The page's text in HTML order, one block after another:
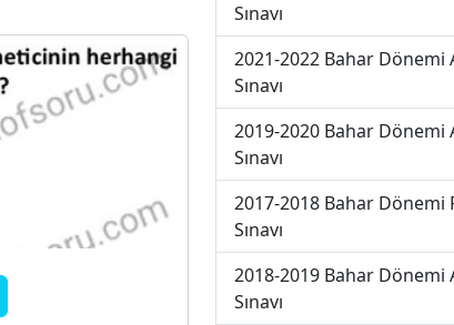
Sınavı
2021-2022 Bahar Dönemi
Sınavı
2019-2020 Bahar Dönemi
Sınavı
2017-2018 Bahar Dönemi
Sınavı
2018-2019 Bahar Dönemi
Sınavı